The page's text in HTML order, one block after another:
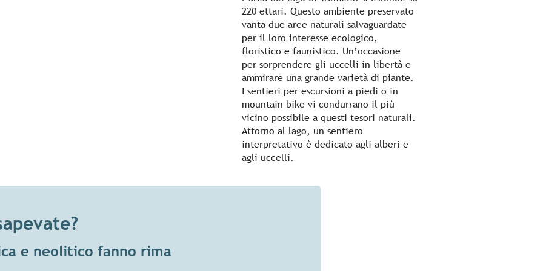
220 ettari. Questo ambiente preservato
vanta due aree naturali salvaguardate
per il loro interesse ecologico,
floristico e faunistico. Un’occasione
per sorprendere gli uccelli in libertà e
ammirare una grande varietà di piante.
I sentieri per escursioni a piedi o in
mountain bike vi condurrano il più
vicino possibile a questi tesori naturali.
Attorno al lago, un sentiero
interpretativo è dedicato agli alberi e
agli uccelli.
e neolitico fanno rima